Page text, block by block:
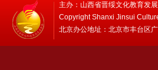
主办：山西省晋绥文化教育发
Copyright Shanxi Jinsui
北京办公地址：北京市丰台区